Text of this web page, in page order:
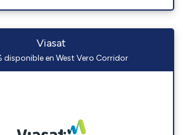
Viasat
disponible en West Vero Corridor